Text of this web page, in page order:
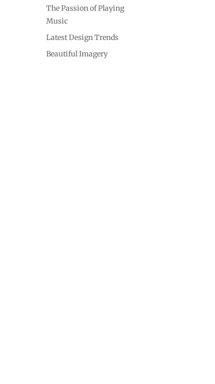
The Passion of Playing
Music
Latest Design Trends
Beautiful Imagery